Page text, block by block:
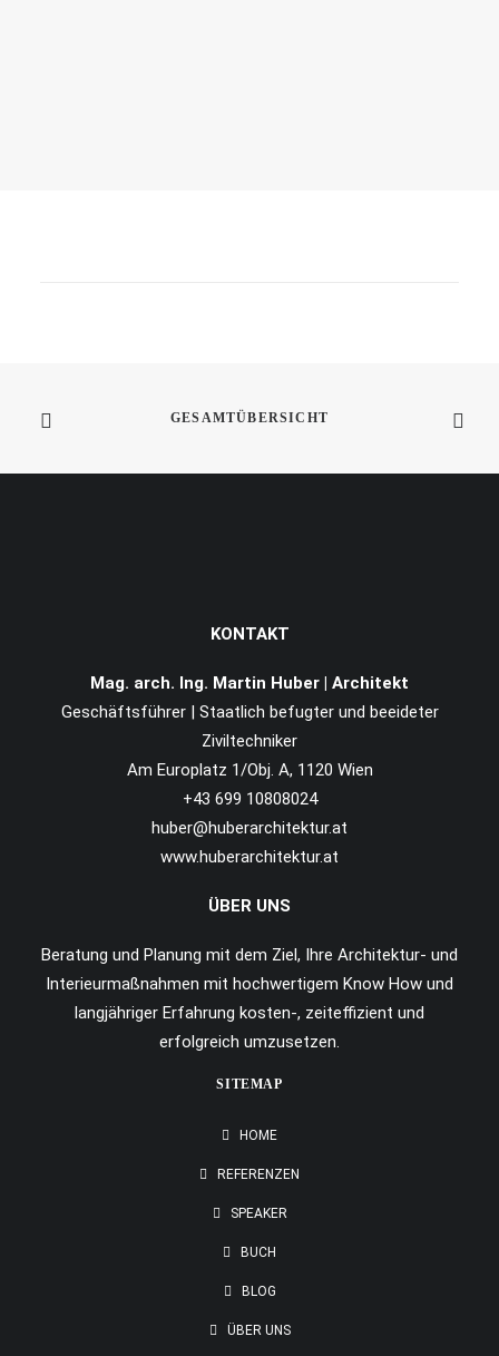
GESAMTÜBERSICHT
KONTAKT
Mag. arch. Ing. Martin Huber | Architekt
Geschäftsführer | Staatlich befugter und beeideter
Ziviltechniker
Am Europlatz 1/Obj. A, 1120 Wien
+43 699 10808024
huber@huberarchitektur.at
www.huberarchitektur.at
ÜBER UNS
Beratung und Planung mit dem Ziel, Ihre Architektur- und
Interieurmaßnahmen mit hochwertigem Know How und
langjähriger Erfahrung kosten-, zeiteffizient und
erfolgreich umzusetzen.
SITEMAP
HOME
REFERENZEN
SPEAKER
BUCH
BLOG
ÜBER UNS